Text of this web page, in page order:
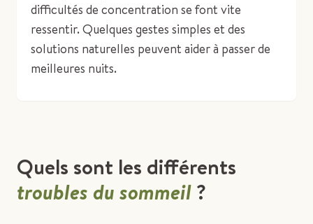
difficultés de concentration se font vite
ressentir. Quelques gestes simples et des
solutions naturelles peuvent aider à passer de
meilleures nuits.
Quels sont les différents
troubles du sommeil?